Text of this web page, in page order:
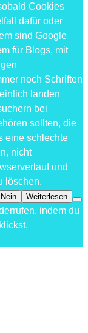
Cookies
dafür oder
sind Google
für Blogs, mit
noch Schriften
landen
bei
sollten, die
eine schlechte
nicht
und
löschen.
Nein Weiterlesen
indem du